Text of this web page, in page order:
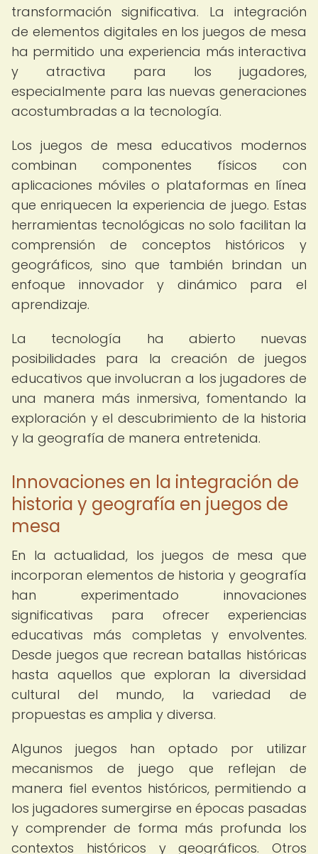
transformación significativa. La integración
de elementos digitales en los juegos de mesa
ha permitido una experiencia más interactiva
y atractiva para los jugadores,
especialmente para las nuevas generaciones
acostumbradas a la tecnología.
Los juegos de mesa educativos modernos
combinan componentes físicos con
aplicaciones móviles o plataformas en línea
que enriquecen la experiencia de juego. Estas
herramientas tecnológicas no solo facilitan la
comprensión de conceptos históricos y
geográficos, sino que también brindan un
enfoque innovador y dinámico para el
aprendizaje.
La tecnología ha abierto nuevas
posibilidades para la creación de juegos
educativos que involucran a los jugadores de
una manera más inmersiva, fomentando la
exploración y el descubrimiento de la historia
y la geografía de manera entretenida.
Innovaciones en la integración de
historia y geografía en juegos de
mesa
En la actualidad, los juegos de mesa que
incorporan elementos de historia y geografía
han experimentado innovaciones
significativas para ofrecer experiencias
educativas más completas y envolventes.
Desde juegos que recrean batallas históricas
hasta aquellos que exploran la diversidad
cultural del mundo, la variedad de
propuestas es amplia y diversa.
Algunos juegos han optado por utilizar
mecanismos de juego que reflejan de
manera fiel eventos históricos, permitiendo a
los jugadores sumergirse en épocas pasadas
y comprender de forma más profunda los
contextos históricos y geográficos. Otros